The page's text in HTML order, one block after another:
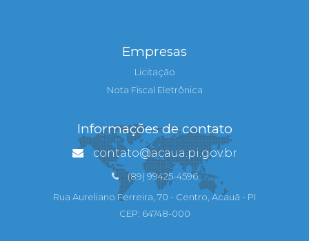
Empresas
Licitação
Nota Fiscal Eletrônica
Informações de contato
contato@acaua.pi.gov.br
(89) 99425-4596
Rua Aureliano Ferreira, 70 - Centro, Acauã - PI
CEP: 64748-000